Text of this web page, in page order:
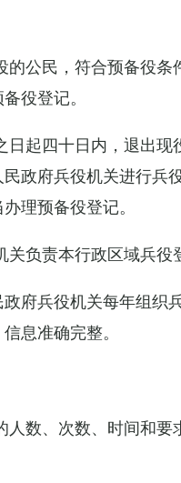
公民，符合预备役
役登记。
起四十日内，退出
政府兵役机关进行兵
理预备役登记。
负责本行政区域兵役
府兵役机关每年组织
息准确完整。
数、次数、时间和